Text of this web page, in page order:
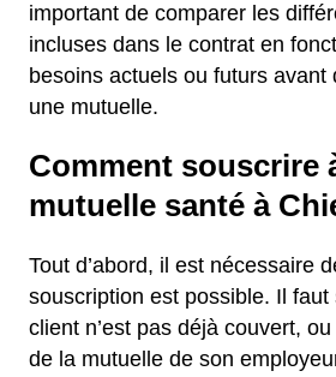
important de comparer les
incluses dans le contrat en
besoins actuels ou futurs avant
une mutuelle.
Comment souscrire
mutuelle santé à
Tout d’abord, il est nécessaire
souscription est possible. Il faut
client n’est pas déjà couvert,
de la mutuelle de son